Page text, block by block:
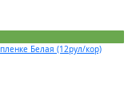
Белая (12рул/кор)